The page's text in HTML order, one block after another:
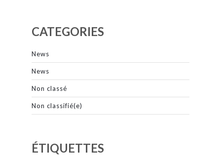
CATEGORIES
News
News
Non classé
Non classifié(e)
ÉTIQUETTES